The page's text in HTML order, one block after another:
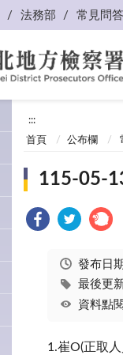
法務部 常見問答
:::
首頁 公布欄
115-05-
發布日
最後更
資料點
1.崔O(正取